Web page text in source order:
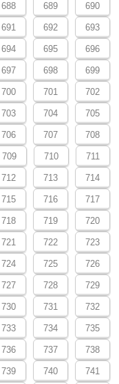
688 689 690
691 692 693
694 695 696
697 698 699
700 701 702
703 704 705
706 707 708
709 710 711
712 713 714
715 716 717
718 719 720
721 722 723
724 725 726
727 728 729
730 731 732
733 734 735
736 737 738
739 740 741